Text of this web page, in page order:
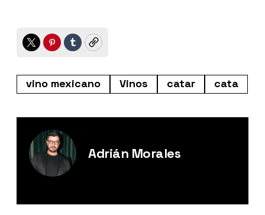
TwitterPinterest
TumblrCopy
vino mexicano Vinos catar cata
Adrián Morales